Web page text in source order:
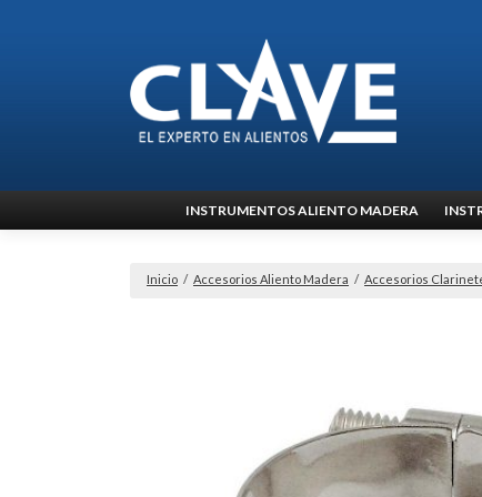
al
INSTRUMENTOS ALIENTO MADERA
Inicio / Accesorios Aliento Madera / Accesorios